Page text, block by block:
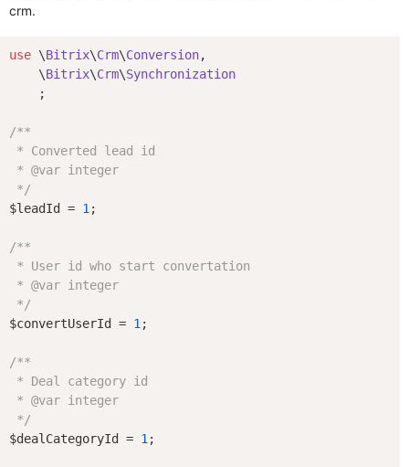
crm.
use \Bitrix\Crm\Conversion,
    \
Bitrix\Crm\Synchronization
    ;
/**
* Converted lead id
* @var integer
*/
$leadId = 1;
/**
* User id who start convertation
* @var integer
*/
$convertUserId = 1;
/**
* Deal category id
* @var integer
*/
$dealCategoryId = 1;